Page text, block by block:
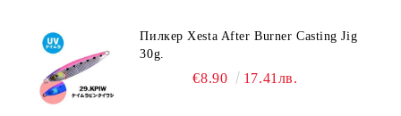
Пилкер Xesta After Burner Casting Jig
30g.
€8.90 17.41лв.